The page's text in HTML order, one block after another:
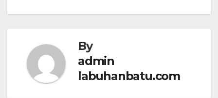
By
admin
labuhanbatu.com